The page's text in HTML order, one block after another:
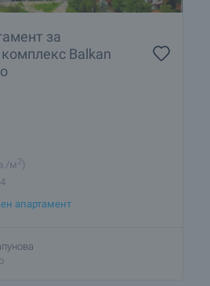
за
Balkan
м 2)
апартамент